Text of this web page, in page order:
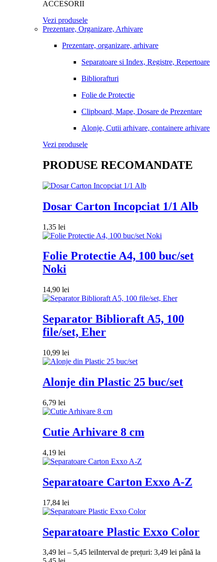
ACCESORII
Vezi produsele
Prezentare, Organizare, Arhivare
Prezentare, organizare, arhivare
Separatoare si Index, Registre, Repertoare
Bibliorafturi
Folie de Protectie
Clipboard, Mape, Dosare de Prezentare
Alonje, Cutii arhivare, containere arhivare
Vezi produsele
PRODUSE RECOMANDATE
Dosar Carton Incopciat 1/1 Alb
1,35 lei
Folie Protectie A4, 100 buc/set
Noki
14,90 lei
Separator Biblioraft A5, 100
file/set, Eher
10,99 lei
Alonje din Plastic 25 buc/set
6,79 lei
Cutie Arhivare 8 cm
4,19 lei
Separatoare Carton Exxo A-Z
17,84 lei
Separatoare Plastic Exxo Color
3,49 lei – 5,45 leiInterval de prețuri: 3,49 lei până la